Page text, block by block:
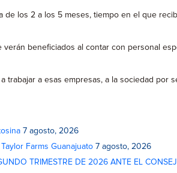
de los 2 a los 5 meses, tiempo en el que
beneficiados al contar con personal
trabajar a esas empresas, a la sociedad
7 agosto, 2026
Farms Guanajuato 7 agosto, 2026
TRIMESTRE DE 2026 ANTE EL